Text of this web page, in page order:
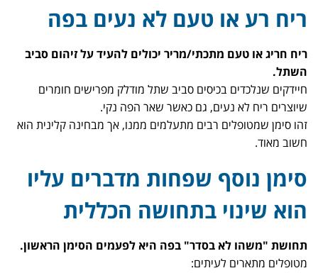
ריח רע או טעם לא נעים בפה
ריח חריג או טעם מתכתי/מריר יכולים להעיד על זיהום סביב
השתל.
חיידקים שנלכדים בכיסים סביב שתל מודלק מפרישים חומרים
שיוצרים ריח לא נעים, גם כאשר שאר הפה נקי.
זהו סימן שמטופלים רבים מתעלמים ממנו, אך מבחינה קלינית הוא
חשוב מאוד.
סימן נוסף שפחות מדברים עליו
הוא שינוי בתחושה הכללית
תחושת "משהו לא בסדר" בפה היא לפעמים הסימן הראשון.
מטופלים מתארים לעיתים: